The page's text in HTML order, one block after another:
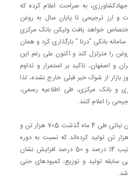
به صراحت اعلام کرده که
و ارز ترجیحی تا پایان سال به روغن
خواهد یافت ولیکن بانک مرکزی
بانکی "درنا " بارگذاری کرد و همان
را متزلزل کند و اکنون علی رغم این
و اصفهان، تاکید بر استمرار و تداوم
از شوک خبر قبلی خارج نشده، لذا
و بانک مرکزی، طی اطلاعیه رسمی،
را اعلام کنند.
به گفته شریفی، کارخانجات روغن نباتی طی 4 ماه گذشت 705 هزار تن و
طی ماه گذشته بیش از 230 هزار تن تولید کرده‌اند که نسبت به دوره
های مشابه سال گذشته، به ترتیب 14 درصد و 50 درصد افزایش نشان
سابقه تولید و توزیع، کمبودهای حتی